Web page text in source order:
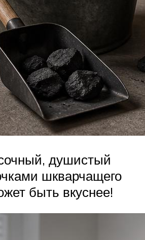
душистый
шкварчащего
быть вкуснее!